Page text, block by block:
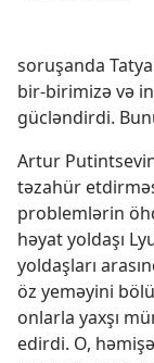
soruşanda
bir-birimizə və
gücləndirdi.
Artur
təzahür
problemlərin
həyat yoldaşı
yoldaşları
öz yeməyini
onlarla yaxşı
edirdi. O,